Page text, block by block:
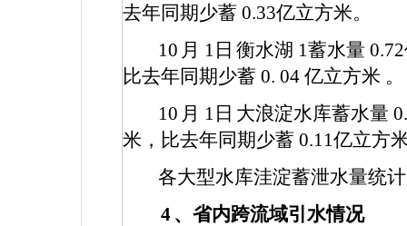
去年同期少蓄 0.33亿立方米。
10 月 1 日 衡水湖 1蓄水量0.72
比去年同期少蓄 0. 04 亿立方米 。
10 月 1 日 大浪淀水库蓄水量
米，比去年同期少蓄 0.11亿立方
各大型水库洼淀蓄泄水量统
4 、省内跨流域引水情况